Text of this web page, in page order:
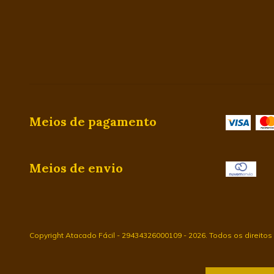
Meios de pagamento
Meios de envio
Copyright Atacado Fácil - 29434326000109 - 2026. Todos os